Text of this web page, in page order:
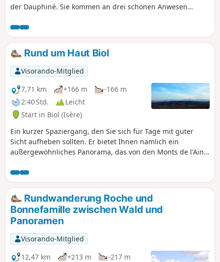
der Dauphiné. Sie kommen an drei schönen Anwesen
Bonnevaux und dem Schloss Avril (oder d'Arzay) sowie
einigen Teichen.
Rund um Haut Biol
Visorando-Mitglied
7,71 km
+166 m
-166 m
2:40 Std.
Leicht
Start in Biol (Isère)
Ein kurzer Spaziergang, den Sie sich für Tage mit guter
Sicht aufheben sollten. Er bietet Ihnen nämlich ein
außergewöhnliches Panorama, das von den Monts de l'Ain
Gipfel von Belledonne sowie den Taillefer und den Dévoluy
bis zu den Gipfeln im Osten des Vercors reicht. Die Strecke
weist keine besonderen Schwierigkeiten auf.
Rundwanderung Roche und
Bonnefamille zwischen Wald und
Panoramen
Visorando-Mitglied
12,47 km
+213 m
-217 m